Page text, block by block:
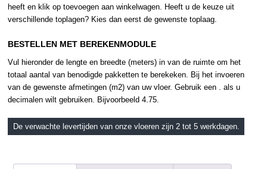
heeft en klik op toevoegen aan winkelwagen. Heeft u de keuze uit
verschillende toplagen? Kies dan eerst de gewenste toplaag.
BESTELLEN MET BEREKENMODULE
Vul hieronder de lengte en breedte (meters) in van de ruimte om het
totaal aantal van benodigde pakketten te berekeken. Bij het invoeren
van de gewenste afmetingen (m2) van uw vloer. Gebruik een . als u
decimalen wilt gebruiken. Bijvoorbeeld 4.75.
De verwachte levertijden van onze vloeren zijn 2 tot 5 werkdagen.